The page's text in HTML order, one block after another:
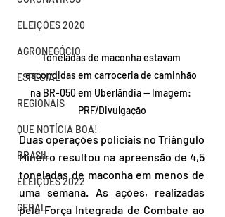
ELEIÇÕES 2020
AGRONEGÓCIO
ESPECIAL
REGIONAIS
QUE NOTÍCIA BOA!
BRASIL
ELEIÇÕES 2022
GERAL
Toneladas de maconha estavam
escondidas em carroceria de caminhão
na BR-050 em Uberlândia — Imagem:
PRF/Divulgação
Duas operações policiais no Triângulo
Mineiro resultou na apreensão de 4,5
toneladas de maconha em menos de
uma semana. As ações, realizadas
pela Força Integrada de Combate ao